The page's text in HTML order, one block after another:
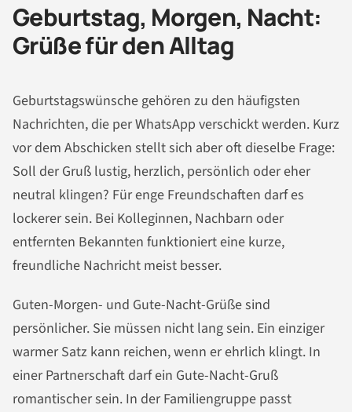
Geburtstag, Morgen, Nacht:
Grüße für den Alltag
Geburtstagswünsche gehören zu den häufigsten
Nachrichten, die per WhatsApp verschickt werden. Kurz
vor dem Abschicken stellt sich aber oft dieselbe Frage:
Soll der Gruß lustig, herzlich, persönlich oder eher
neutral klingen? Für enge Freundschaften darf es
lockerer sein. Bei Kolleginnen, Nachbarn oder
entfernten Bekannten funktioniert eine kurze,
freundliche Nachricht meist besser.
Guten-Morgen- und Gute-Nacht-Grüße sind
persönlicher. Sie müssen nicht lang sein. Ein einziger
warmer Satz kann reichen, wenn er ehrlich klingt. In
einer Partnerschaft darf ein Gute-Nacht-Gruß
romantischer sein. In der Familiengruppe passt